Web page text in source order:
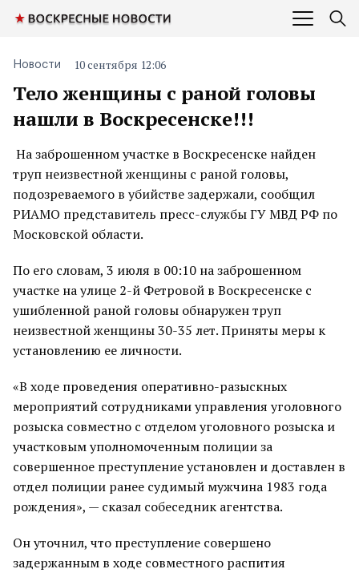
Тело женщины с раной головы
нашли в Воскресенске!!!
Новости 10 сентября 12:06
На заброшенном участке в Воскресенске найден
труп неизвестной женщины с раной головы,
подозреваемого в убийстве задержали, сообщил
РИАМО представитель пресс-службы ГУ МВД РФ по
Московской области.
По его словам, 3 июля в 00:10 на заброшенном
участке на улице 2-й Фетровой в Воскресенске с
ушибленной раной головы обнаружен труп
неизвестной женщины 30-35 лет. Приняты меры к
установлению ее личности.
«В ходе проведения оперативно-разыскных
мероприятий сотрудниками управления уголовного
розыска совместно с отделом уголовного розыска и
участковым уполномоченным полиции за
совершенное преступление установлен и доставлен в
отдел полиции ранее судимый мужчина 1983 года
рождения», — сказал собеседник агентства.
Он уточнил, что преступление совершено
задержанным в ходе совместного распития